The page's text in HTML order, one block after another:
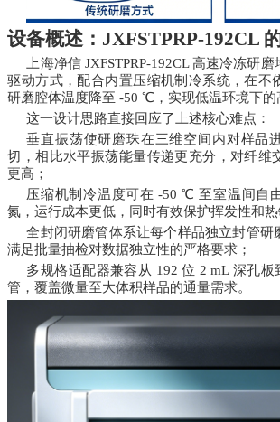
设备概述：JXFSTPRP-192CL
上海净信 JXFSTPRP-192CL 高速冷冻研
驱动方式，配合内置压缩机制冷系统，在不
研磨腔体温度降至 -50 ℃，实现低温环境下的
这一设计思路直接回应了上述核心难点：
垂直振荡使研磨珠在三维空间内对样品
切，相比水平振荡能量传递更充分，对纤维
更高；
压缩机制冷温度可在 -50 ℃ 至室温间自
氮，运行成本更低，同时有效保护挥发性和热
全封闭研磨管体系让每个样品独立封管研
满足批量抽检对数据独立性的严格要求；
多规格适配器兼容从 192 位 2 mL 深孔板
管，覆盖微量至大体积样品的通量需求。